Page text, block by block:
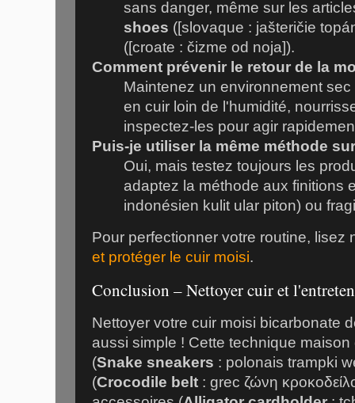
sans danger, même sur les
shoes ([slovaque : jašteričie
([croate : čizme od noja]).
Comment prévenir le retour de la
Maintenez un environnement
en cuir loin de l'humidité,
inspectez-les pour agir
Puis-je utiliser la même méthode
Oui, mais testez toujours les
adaptez la méthode aux finitions
indonésien kulit ular piton) ou
Pour perfectionner votre routine, lisez
et protéger le cuir moisi.
Conclusion – Nettoyer cuir et
Nettoyer votre cuir moisi bicarbonate
aussi simple ! Cette technique
(Snake sneakers : polonais trampki
(Crocodile belt : grec ζώνη